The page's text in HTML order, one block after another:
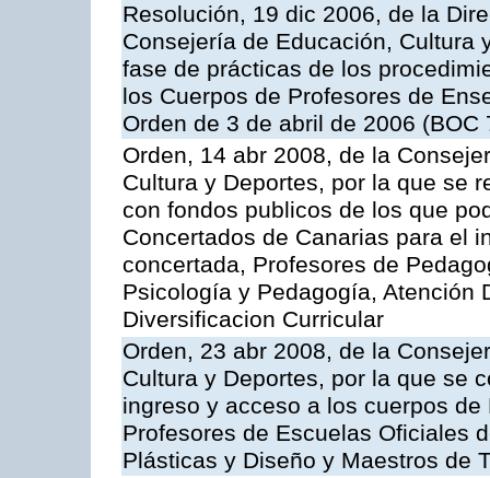
Resolución, 19 dic 2006, de la
Consejería de Educación, Cultura
fase de prácticas de los
los Cuerpos de Profesores de
Orden de 3 de abril de 2006 (BOC
Orden, 14 abr 2008, de la
Cultura y Deportes, por la que se
con fondos publicos de los que
Concertados de Canarias para el
concertada, Profesores de
Psicología y Pedagogía, Atención
Diversificacion Curricular
Orden, 23 abr 2008, de la
Cultura y Deportes, por la que se
ingreso y acceso a los cuerpos
Profesores de Escuelas Oficiales
Plásticas y Diseño y Maestros de